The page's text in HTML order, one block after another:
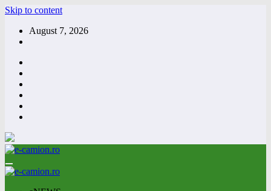
Skip to content
August 7, 2026